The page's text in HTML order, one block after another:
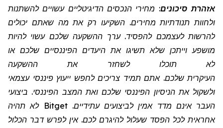
אזהרת סיכונים: מחירי הנכסים הדיגיטליים עשויים להשתנות
ולחוות תנודתיות מחירים. השקיעו רק את מה שאתם יכולים
להרשות לעצמכם להפסיד. ערך ההשקעה שלכם עשוי להיות
מושפע וייתכן שלא תשיגו את היעדים הפיננסיים שלכם או
לא תוכלו לשחזר את ההשקעה
העיקרית שלכם. אתם תמיד צריכים לחפש ייעוץ פיננסי עצמאי
ולשקול את הניסיון הפיננסי שלכם ואת המצב הפיננסי. ביצועי
העבר אינם מדד אמין לביצועים עתידיים.Bitget לא תהיה
אחראית לכל הפסד שעלול להיגרם לכם. אין לפרש דבר הכלול